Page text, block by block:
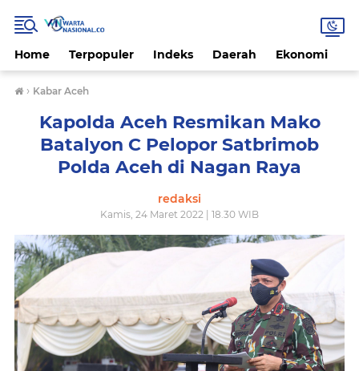
Home Terpopuler Indeks Daerah Ekonomi
› Kabar Aceh
Kapolda Aceh Resmikan Mako
Batalyon C Pelopor Satbrimob
Polda Aceh di Nagan Raya
redaksi
Kamis, 24 Maret 2022 | 18.30 WIB